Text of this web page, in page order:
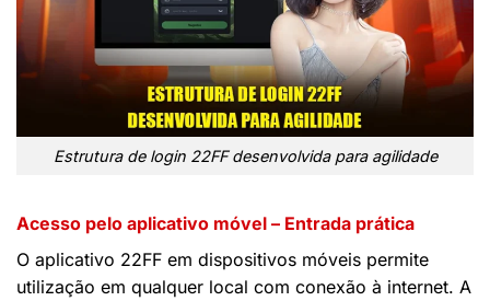
Estrutura de login 22FF desenvolvida para agilidade
Acesso pelo aplicativo móvel – Entrada prática
O aplicativo 22FF em dispositivos móveis permite
utilização em qualquer local com conexão à internet. A